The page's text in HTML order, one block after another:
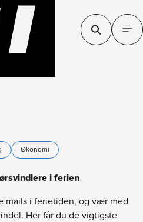
Økonomi
i ferien
mails i ferietiden, og vær med
Her får du de vigtigste